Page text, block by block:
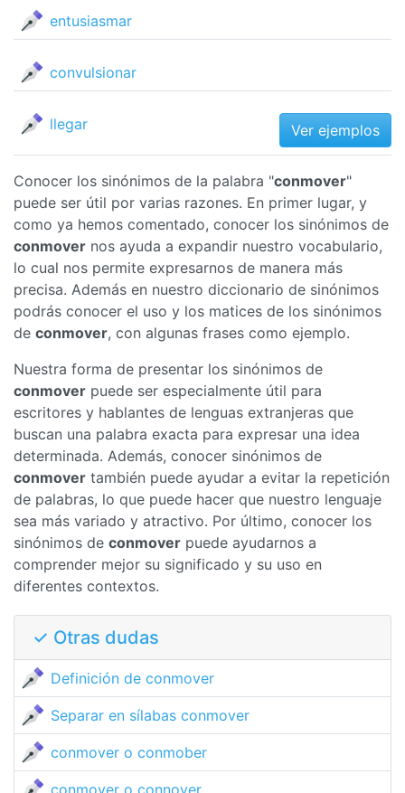
entusiasmar
convulsionar
llegar Ver ejemplos
Conocer los sinónimos de la palabra "conmover"
puede ser útil por varias razones. En primer lugar, y
como ya hemos comentado, conocer los sinónimos de
conmover nos ayuda a expandir nuestro vocabulario,
lo cual nos permite expresarnos de manera más
precisa. Además en nuestro diccionario de sinónimos
podrás conocer el uso y los matices de los sinónimos
de conmover, con algunas frases como ejemplo.
Nuestra forma de presentar los sinónimos de
conmover puede ser especialmente útil para
escritores y hablantes de lenguas extranjeras que
buscan una palabra exacta para expresar una idea
determinada. Además, conocer sinónimos de
conmover también puede ayudar a evitar la repetición
de palabras, lo que puede hacer que nuestro lenguaje
sea más variado y atractivo. Por último, conocer los
sinónimos de conmover puede ayudarnos a
comprender mejor su significado y su uso en
diferentes contextos.
✓ Otras dudas
Definición de conmover
Separar en sílabas conmover
conmover o conmober
conmover o connover